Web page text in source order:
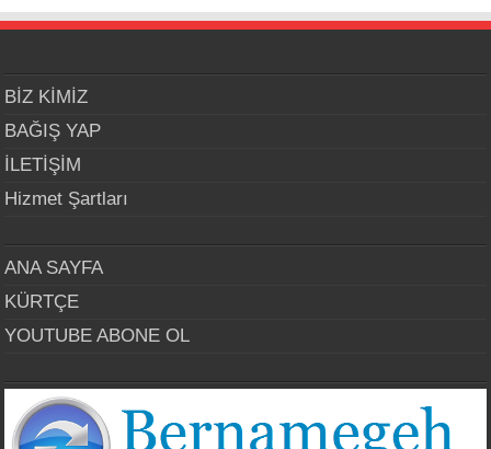
BİZ KİMİZ
BAĞIŞ YAP
İLETİŞİM
Hizmet Şartları
ANA SAYFA
KÜRTÇE
YOUTUBE ABONE OL